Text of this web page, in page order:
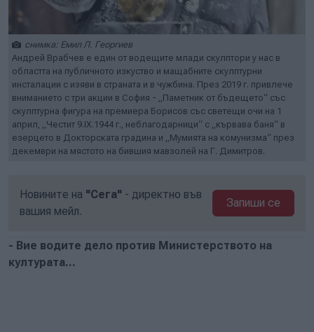
снимка: Емил Л. Георгиев
Андрей Врабчев е един от водещите млади скулптори у нас в
областта на публичното изкуство и мащабните скулптурни
инсталации с изяви в страната и в чужбина. През 2019 г. привлече
вниманието с три акции в София - „Паметник от бъдещето“ със
скулптурна фигура на премиера Борисов със светещи очи на 1
април, „Честит 9.IX.1944 г., неблагодарници“ с „кървава баня“ в
езерцето в Докторската градина и „Мумията на комунизма“ през
декември на мястото на бившия мавзолей на Г. Димитров.
Новините на "Сега" - директно във
вашия мейл.
Запиши се
- Вие водите дело против Министерството на
културата...